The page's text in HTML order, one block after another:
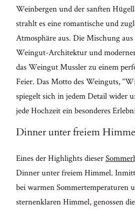
Weinbergen und der sanften
strahlt es eine romantische und
Atmosphäre aus. Die Mischung
Weingut-Architektur und
das Weingut Mussler zu einem
Feier. Das Motto des Weinguts,
spiegelt sich in jedem Detail wider
jede Hochzeit ein besonderes
Dinner unter freiem
Eines der Highlights dieser
Dinner unter freiem Himmel.
bei warmen Sommertemperaturen
sternenklaren Himmel, genossen